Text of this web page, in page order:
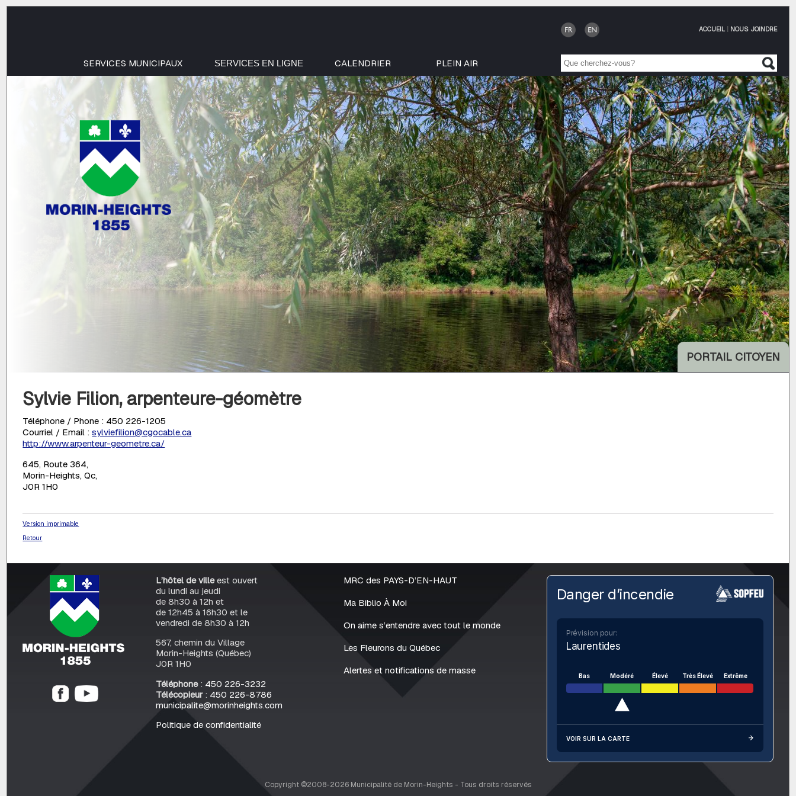
ACCUEIL| NOUS JOINDRE
SERVICES MUNICIPAUX SERVICES EN LIGNE CALENDRIER PLEIN AIR
PORTAIL CITOYEN
Sylvie Filion, arpenteure-géomètre
Téléphone / Phone : 450 226-1205
Courriel / Email :sylviefilion@cgocable.ca
http://www.arpenteur-geometre.ca/
645, Route 364,
Morin-Heights, Qc,
J0R 1H0
Version imprimable
Retour
L’hôtel de villeest ouvert
du lundi au jeudi
de 8h30 à 12h et
de 12h45 à 16h30 et le
vendredi de 8h30 à 12h
567, chemin du Village
Morin-Heights (Québec)
J0R 1H0
Téléphone: 450 226-3232
Télécopieur: 450 226-8786
municipalite@morinheights.com
Politique de confidentialité
MRC des PAYS-D’EN-HAUT
Ma Biblio À Moi
On aime s’entendre avec tout le monde
Les Fleurons du Québec
Alertes et notifications de masse
Danger d’incendie
Prévision pour:
Laurentides
Bas Modéré Élevé Très Élevé Extrême
VOIR SUR LA CARTE
Copyright ©2008-2026 Municipalité de Morin-Heights - Tous droits réservés